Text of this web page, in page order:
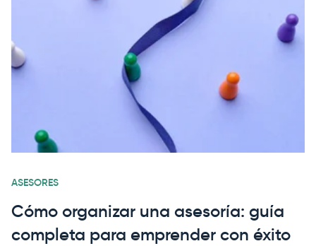
ASESORES
Cómo organizar una asesoría: guía
completa para emprender con éxito